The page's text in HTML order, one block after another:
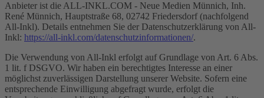
Anbieter ist die ALL-INKL.COM - Neue Medien Münnich, Inh.
René Münnich, Hauptstraße 68, 02742 Friedersdorf (nachfolgend
All-Inkl). Details entnehmen Sie der Datenschutzerklärung von All-
Inkl: https://all-inkl.com/datenschutzinformationen/.
Die Verwendung von All-Inkl erfolgt auf Grundlage von Art. 6 Abs.
1 lit. f DSGVO. Wir haben ein berechtigtes Interesse an einer
möglichst zuverlässigen Darstellung unserer Website. Sofern eine
entsprechende Einwilligung abgefragt wurde, erfolgt die